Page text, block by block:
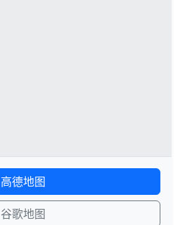
高德地图
谷歌地图